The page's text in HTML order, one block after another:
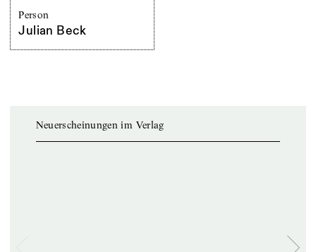
Person
Julian Beck
Neuerscheinungen im Verlag